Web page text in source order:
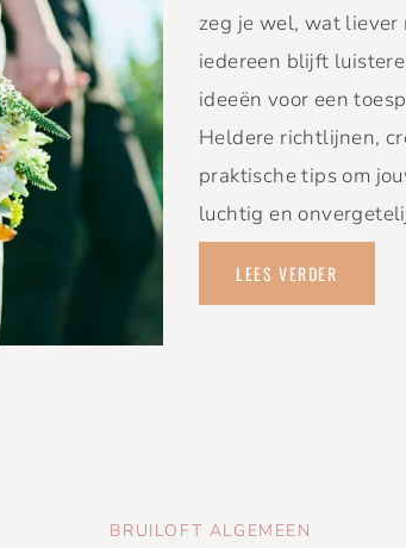
zeg je wel, wat liever
iedereen blijft
ideeën voor een
Heldere richtlijnen,
praktische tips om
luchtig en
LEES VERDER
BRUILOFT ALGEMEEN